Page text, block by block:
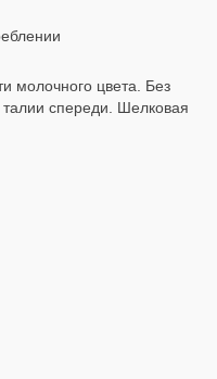
молочного цвета. Без
спереди. Шелковая